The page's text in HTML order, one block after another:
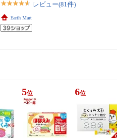
レビュー(81件)
Earth Mart
5位 6位